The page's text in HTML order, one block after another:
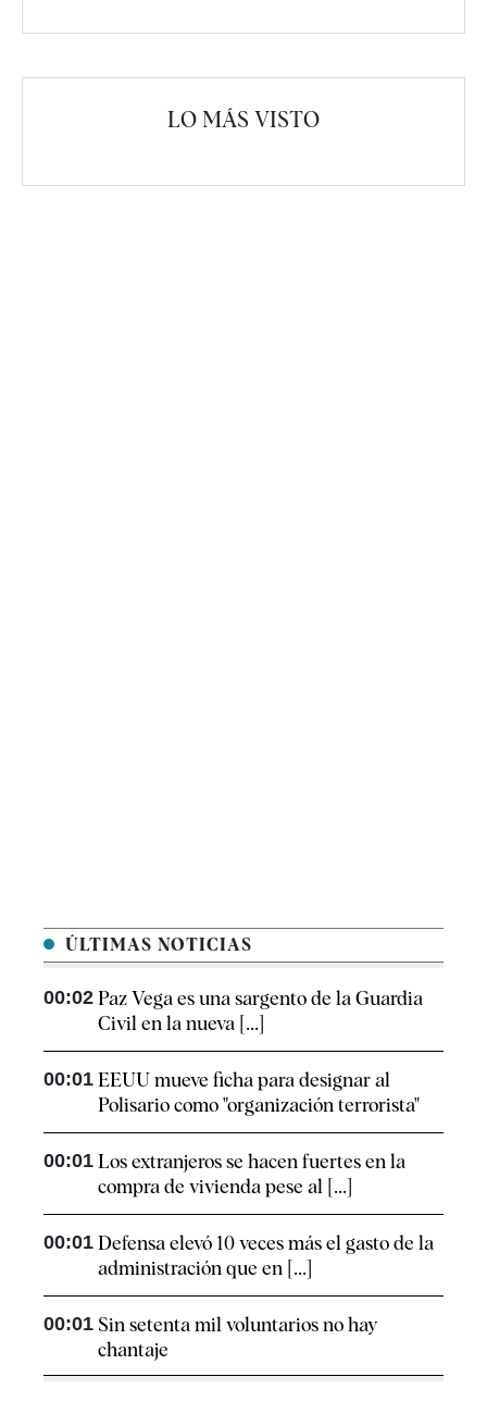
LO MÁS VISTO
ÚLTIMAS NOTICIAS
00:02 Paz Vega es una sargento de la Guardia
Civil en la nueva [...]
00:01 EEUU mueve ficha para designar al
Polisario como "organización terrorista"
00:01 Los extranjeros se hacen fuertes en la
compra de vivienda pese al [...]
00:01 Defensa elevó 10 veces más el gasto de la
administración que en [...]
00:01 Sin setenta mil voluntarios no hay
chantaje